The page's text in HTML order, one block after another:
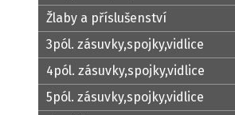
Žlaby a příslušenství
3pól. zásuvky,spojky,vidlice
4pól. zásuvky,spojky,vidlice
5pól. zásuvky,spojky,vidlice